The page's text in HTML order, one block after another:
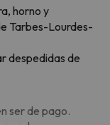
horno y
Tarbes-Lourdes-
despedidas de
ser de pago.